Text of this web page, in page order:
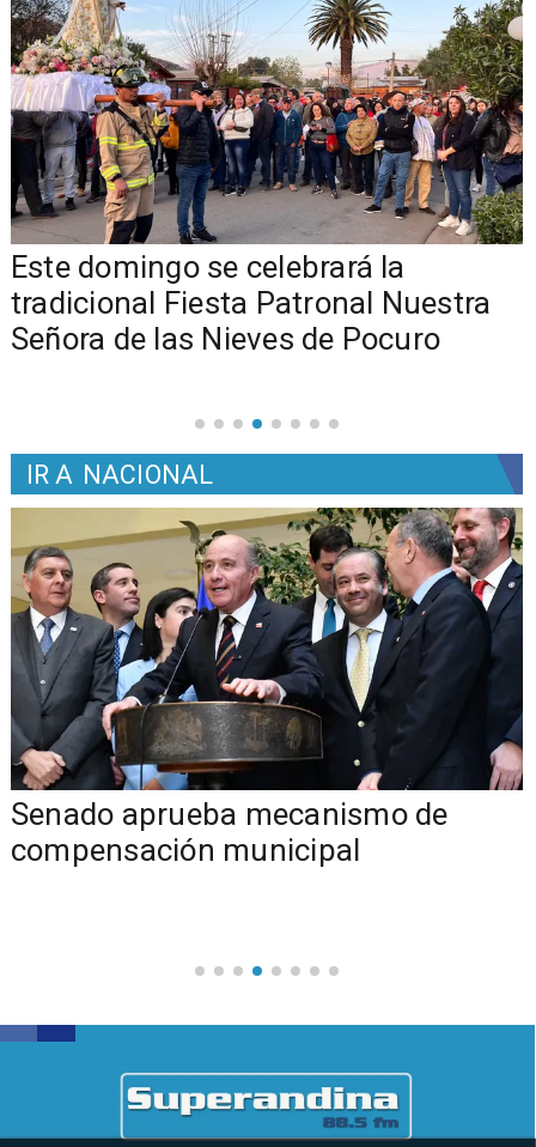
Este domingo se celebrará la
tradicional Fiesta Patronal Nuestra
Señora de las Nieves de Pocuro
IR A NACIONAL
Senado aprueba mecanismo de
compensación municipal